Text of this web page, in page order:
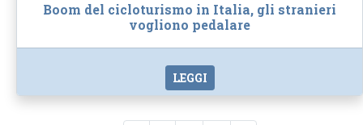
Boom del cicloturismo in Italia, gli stranieri
vogliono pedalare
LEGGI